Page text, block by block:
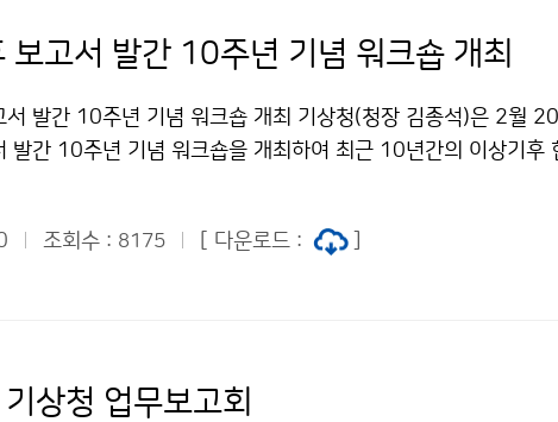
보고서 발간 10주년 기념 워크숍 개최
서 발간 10주년 기념 워크숍 개최 기상청(청장 김종석)은 2월
발간 10주년 기념 워크숍을 개최하여 최근 10년간의 이상기후
조회수 : 8175 [ 다운로드 :
상청 업무보고회